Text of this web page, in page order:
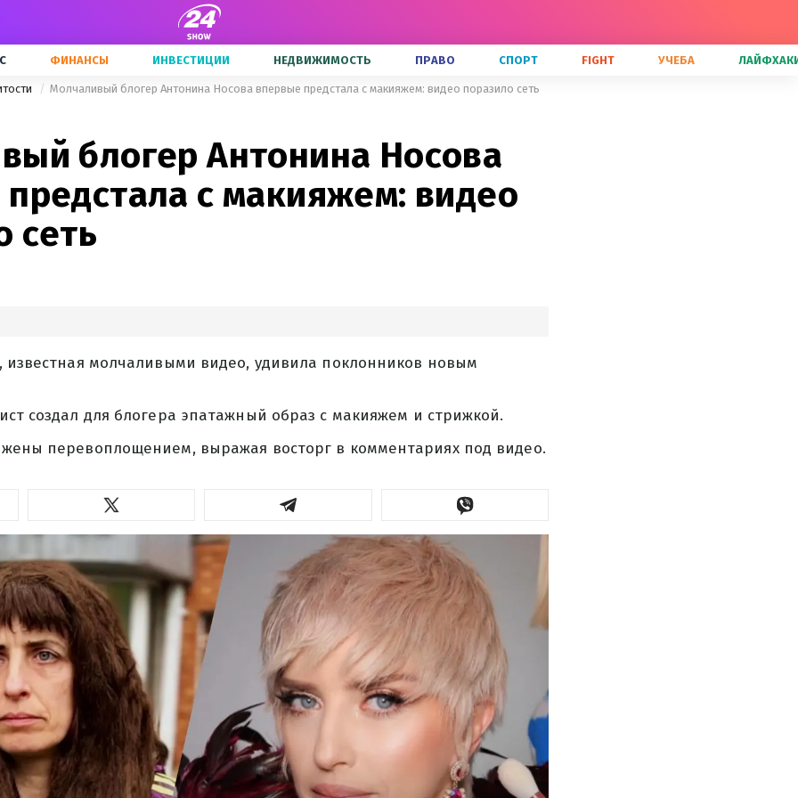
ФИНАНСЫ ИНВЕСТИЦИИ НЕДВИЖИМОСТЬ ПРАВО СПОРТ FIGHT УЧЕБА
Молчаливый блогер Антонина Носова впервые предстала с макияжем: видео поразило сеть
блогер Антонина Носова
с макияжем: видео
сеть
известная молчаливыми видео, удивила поклонников новым
создал для блогера эпатажный образ с макияжем и стрижкой.
перевоплощением, выражая восторг в комментариях под видео.